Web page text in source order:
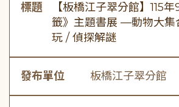
標題
【板橋江子翠分館】115
籤》主題書展 —動物大集
玩 / 偵探解謎
發布單位 板橋江子翠分館